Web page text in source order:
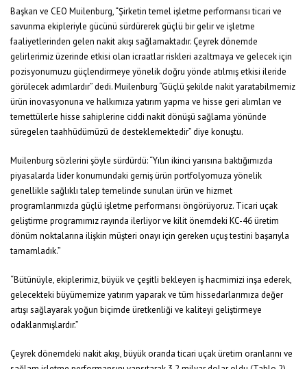
Başkan ve CEO Muilenburg, “Şirketin temel işletme performansı ticari ve
savunma ekipleriyle gücünü sürdürerek güçlü bir gelir ve işletme
faaliyetlerinden gelen nakit akışı sağlamaktadır. Çeyrek dönemde
gelirlerimiz üzerinde etkisi olan icraatlar riskleri azaltmaya ve gelecek için
pozisyonumuzu güçlendirmeye yönelik doğru yönde atılmış etkisi ileride
görülecek adımlardır” dedi. Muilenburg “Güçlü şekilde nakit yaratabilmemiz
ürün inovasyonuna ve halkımıza yatırım yapma ve hisse geri alımları ve
temettülerle hisse sahiplerine ciddi nakit dönüşü sağlama yönünde
süregelen taahhüdümüzü de desteklemektedir” diye konuştu.
Muilenburg sözlerini şöyle sürdürdü: “Yılın ikinci yarısına baktığımızda
piyasalarda lider konumundaki gerniş ürün portfolyomuza yönelik
genellikle sağlıklı talep temelinde sunulan ürün ve hizmet
programlarımızda güçlü işletme performansı öngörüyoruz. Ticari uçak
geliştirme programımız rayında ilerliyor ve kilit önemdeki KC-46 üretim
dönüm noktalarına ilişkin müşteri onayı için gereken uçuş testini başarıyla
tamamladık.”
“Bütünüyle, ekiplerimiz, büyük ve çeşitli bekleyen iş hacmimizi inşa ederek,
gelecekteki büyümemize yatırım yaparak ve tüm hissedarlarımıza değer
artışı sağlayarak yoğun biçimde üretkenliği ve kaliteyi geliştirmeye
odaklanmışlardır.”
Çeyrek dönemdeki nakit akışı, büyük oranda ticari uçak üretim oranlarını ve